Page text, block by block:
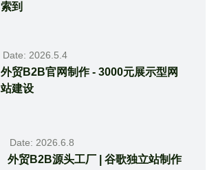
索到
Date: 2026.5.4
外贸B2B官网制作 - 3000元展示型网
站建设
Date: 2026.6.8
外贸B2B源头工厂 | 谷歌独立站制作